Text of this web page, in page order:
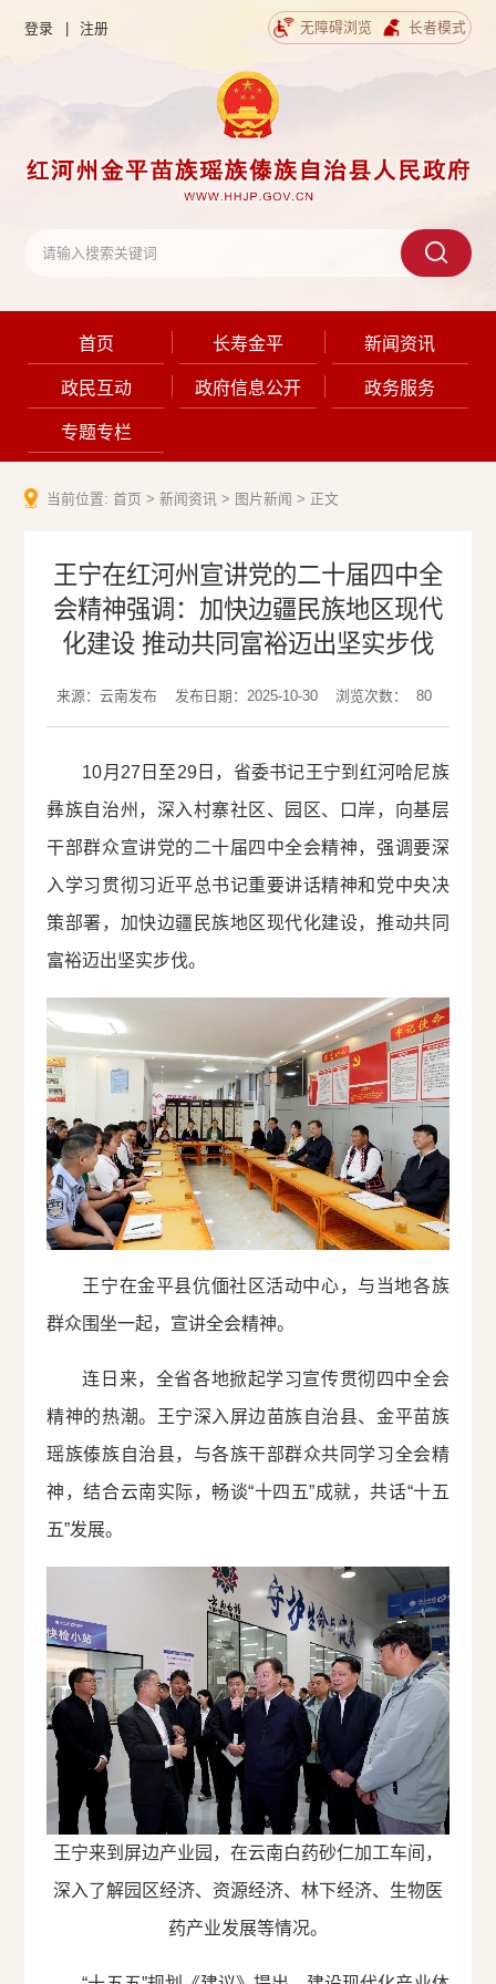
登录 | 注册 无障碍浏览 长者模式
首页 长寿金平 新闻资讯
政民互动 政府信息公开 政务服务
专题专栏
当前位置:首页 >新闻资讯 > 图片新闻 > 正文
王宁在红河州宣讲党的二十届四中全
会精神强调：加快边疆民族地区现代
化建设 推动共同富裕迈出坚实步伐
来源：云南发布 发布日期：2025-10-30 浏览次数： 80
10月27日至29日，省委书记王宁到红河哈尼族
彝族自治州，深入村寨社区、园区、口岸，向基层
干部群众宣讲党的二十届四中全会精神，强调要深
入学习贯彻习近平总书记重要讲话精神和党中央决
策部署，加快边疆民族地区现代化建设，推动共同
富裕迈出坚实步伐。
王宁在金平县伉偭社区活动中心，与当地各族
群众围坐一起，宣讲全会精神。
连日来，全省各地掀起学习宣传贯彻四中全会
精神的热潮。王宁深入屏边苗族自治县、金平苗族
瑶族傣族自治县，与各族干部群众共同学习全会精
神，结合云南实际，畅谈“十四五”成就，共话“十五
五”发展。
王宁来到屏边产业园，在云南白药砂仁加工车间，
深入了解园区经济、资源经济、林下经济、生物医
药产业发展等情况。